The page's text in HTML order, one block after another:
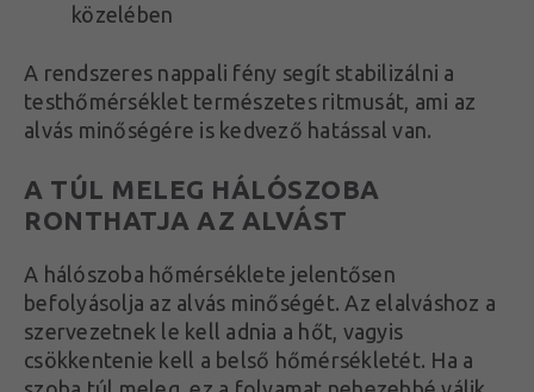
közelében
A rendszeres nappali fény segít stabilizálni a
testhőmérséklet természetes ritmusát, ami az
alvás minőségére is kedvező hatással van.
A TÚL MELEG HÁLÓSZOBA
RONTHATJA AZ ALVÁST
A hálószoba hőmérséklete jelentősen
befolyásolja az alvás minőségét. Az elalváshoz a
szervezetnek le kell adnia a hőt, vagyis
csökkentenie kell a belső hőmérsékletét. Ha a